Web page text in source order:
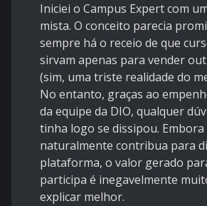
Iniciei o Campus Expert com
mista. O conceito parecia
sempre há o receio de que
sirvam apenas para vender
(sim, uma triste realidade do
No entanto, graças ao
da equipe da DIO, qualquer
tinha logo se dissipou.
naturalmente contribua para
plataforma, o valor gerado
participa é inegavelmente
explicar melhor.